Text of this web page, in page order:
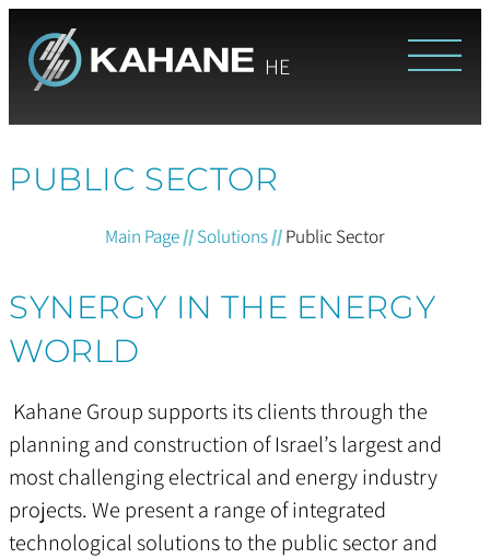
HE
PUBLIC SECTOR
Main Page//Solutions//Public Sector
SYNERGY IN THE ENERGY
WORLD
Kahane Group supports its clients through the
planning and construction of Israel’s largest and
most challenging electrical and energy industry
projects. We present a range of integrated
technological solutions to the public sector and